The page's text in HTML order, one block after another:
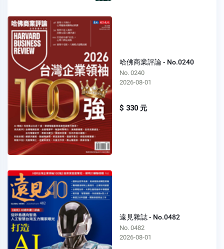
哈佛商業評論 - No.0240
No. 0240
2026-08-01
$ 330 元
遠見雜誌 - No.0482
No. 0482
2026-08-01